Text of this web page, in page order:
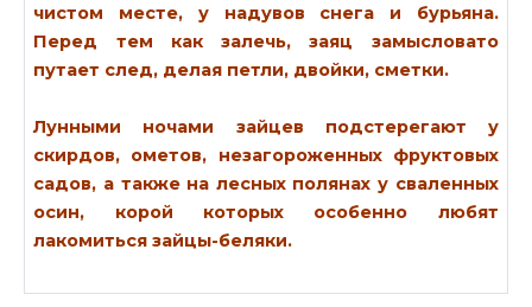
чистом месте, у надувов снега и бурьяна.
Перед тем как залечь, заяц замысловато
путает след, делая петли, двойки, сметки.
Лунными ночами зайцев подстерегают у
скирдов, ометов, незагороженных фруктовых
садов, а также на лесных полянах у сваленных
осин, корой которых особенно любят
лакомиться зайцы-беляки.